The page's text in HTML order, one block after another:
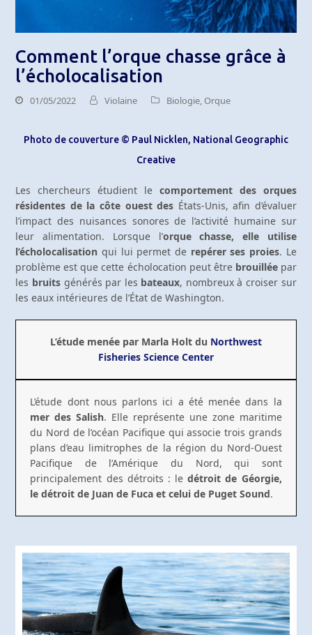
Comment l’orque chasse grâce à
l’écholocalisation
01/05/2022 Violaine Biologie,Orque
Photo de couverture © Paul Nicklen, National Geographic
Creative
Les chercheurs étudient le comportement des orques
résidentes de la côte ouest des États-Unis, afin d’évaluer
l’impact des nuisances sonores de l’activité humaine sur
leur alimentation. Lorsque l’orque chasse, elle utilise
l’écholocalisation qui lui permet de repérer ses proies. Le
problème est que cette écholocation peut être brouilléepar
les bruitsgénérés par les bateaux, nombreux à croiser sur
les eaux intérieures de l’État de Washington.
L’étude menée par Marla Holt du Northwest
Fisheries Science Center
L’étude dont nous parlons ici a été menée dans la
mer des Salish. Elle représente une zone maritime
du Nord de l’océan Pacifique qui associe trois grands
plans d’eau limitrophes de la région du Nord-Ouest
Pacifique de l’Amérique du Nord, qui sont
principalement des détroits : ledétroit de Géorgie,
le détroit de Juan de Fuca et celui de Puget Sound.